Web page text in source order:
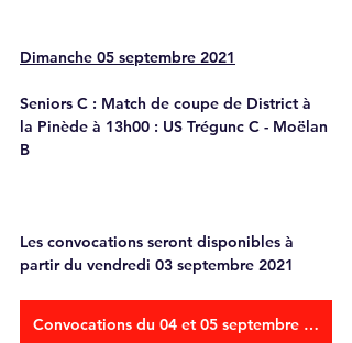
Dimanche 05 septembre 2021
Seniors C : Match de coupe de District à
la Pinède à 13h00 : US Trégunc C - Moëlan
B
Les convocations seront disponibles à
partir du vendredi 03 septembre 2021
Convocations du 04 et 05 septembre 2021